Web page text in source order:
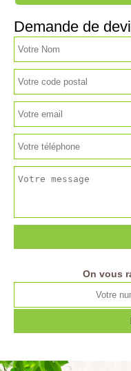
Demande de
On vous